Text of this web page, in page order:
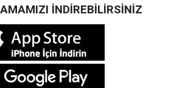
İNDİREBİLİRSİNİZ